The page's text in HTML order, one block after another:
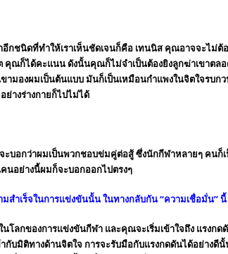
ชนิดที่ทำให้เราเห็นชัดเจนก็คือ เทนนิส คุณอาจจะไม่ต้
คุณก็ได้คะแนน ดังนั้นคุณก็ไม่จำเป็นต้องยิงลูกฆ่าเขาตล
ามองผมเป็นต้นแบบ มันก็เป็นเหมือนกำแพงในจิตใจรบ
ย่างร่างกายก็ไปไม่ได้
ะบอกว่าผมเป็นพวกชอบข่มคู่ต่อสู้ ซึ่งนักกีฬาหลายๆ คนก็
นอย่างนี้ผมก็จะบอกออกไปตรงๆ
สำเร็จในการแข่งขันนั้น ในทางกลับกัน “ความเชื่อมั่น”
โลกของการแข่งขันกีฬา และคุณจะเริ่มเข้าใจถึง แรงก
บมิติทางด้านจิตใจ การจะรับมือกับแรงกดดันได้อย่างดี